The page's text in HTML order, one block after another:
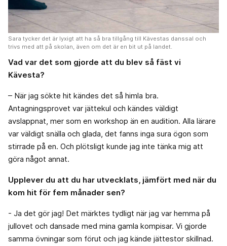
Sara tycker det är lyxigt att ha så bra tillgång till Kävestas danssal och
trivs med att på skolan, även om det är en bit ut på landet.
Vad var det som gjorde att du blev så fäst vi
Kävesta?
– När jag sökte hit kändes det så himla bra.
Antagningsprovet var jättekul och kändes väldigt
avslappnat, mer som en workshop än en audition. Alla lärare
var väldigt snälla och glada, det fanns inga sura ögon som
stirrade på en. Och plötsligt kunde jag inte tänka mig att
göra något annat.
Upplever du att du har utvecklats, jämfört med när du
kom hit för fem månader sen?
- Ja det gör jag! Det märktes tydligt när jag var hemma på
jullovet och dansade med mina gamla kompisar. Vi gjorde
samma övningar som förut och jag kände jättestor skillnad.